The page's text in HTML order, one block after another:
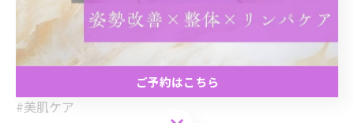
#ご予約はお早めに
#美容好きな人と繋がりたい
#透明肌
#美肌ケア
ご予約はこちら